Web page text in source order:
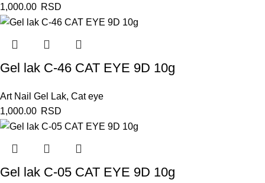
1,000.00 RSD
Gel lak C-46 CAT EYE 9D 10g
Art Nail Gel Lak, Cat eye
1,000.00 RSD
Gel lak C-05 CAT EYE 9D 10g